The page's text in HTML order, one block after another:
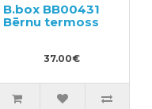
B.box BB00431
Bērnu termoss
37.00€